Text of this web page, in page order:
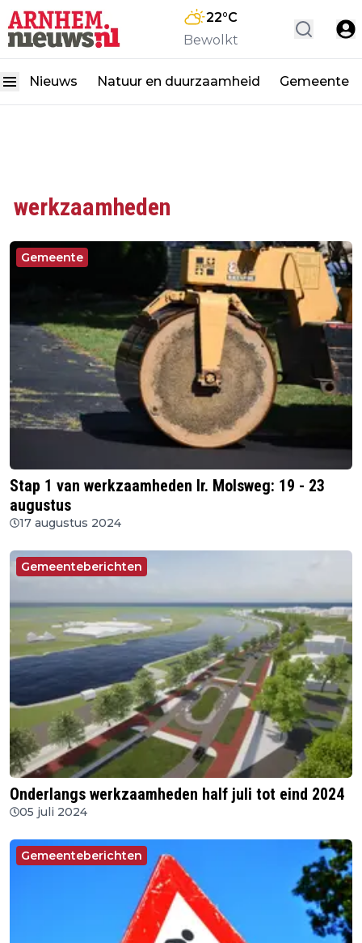
22°C
Bewolkt
Nieuws Natuur en duurzaamheid Gemeente
werkzaamheden
Gemeente
Stap 1 van werkzaamheden Ir. Molsweg: 19 - 23
augustus
17 augustus 2024
Gemeenteberichten
Onderlangs werkzaamheden half juli tot eind 2024
05 juli 2024
Gemeenteberichten